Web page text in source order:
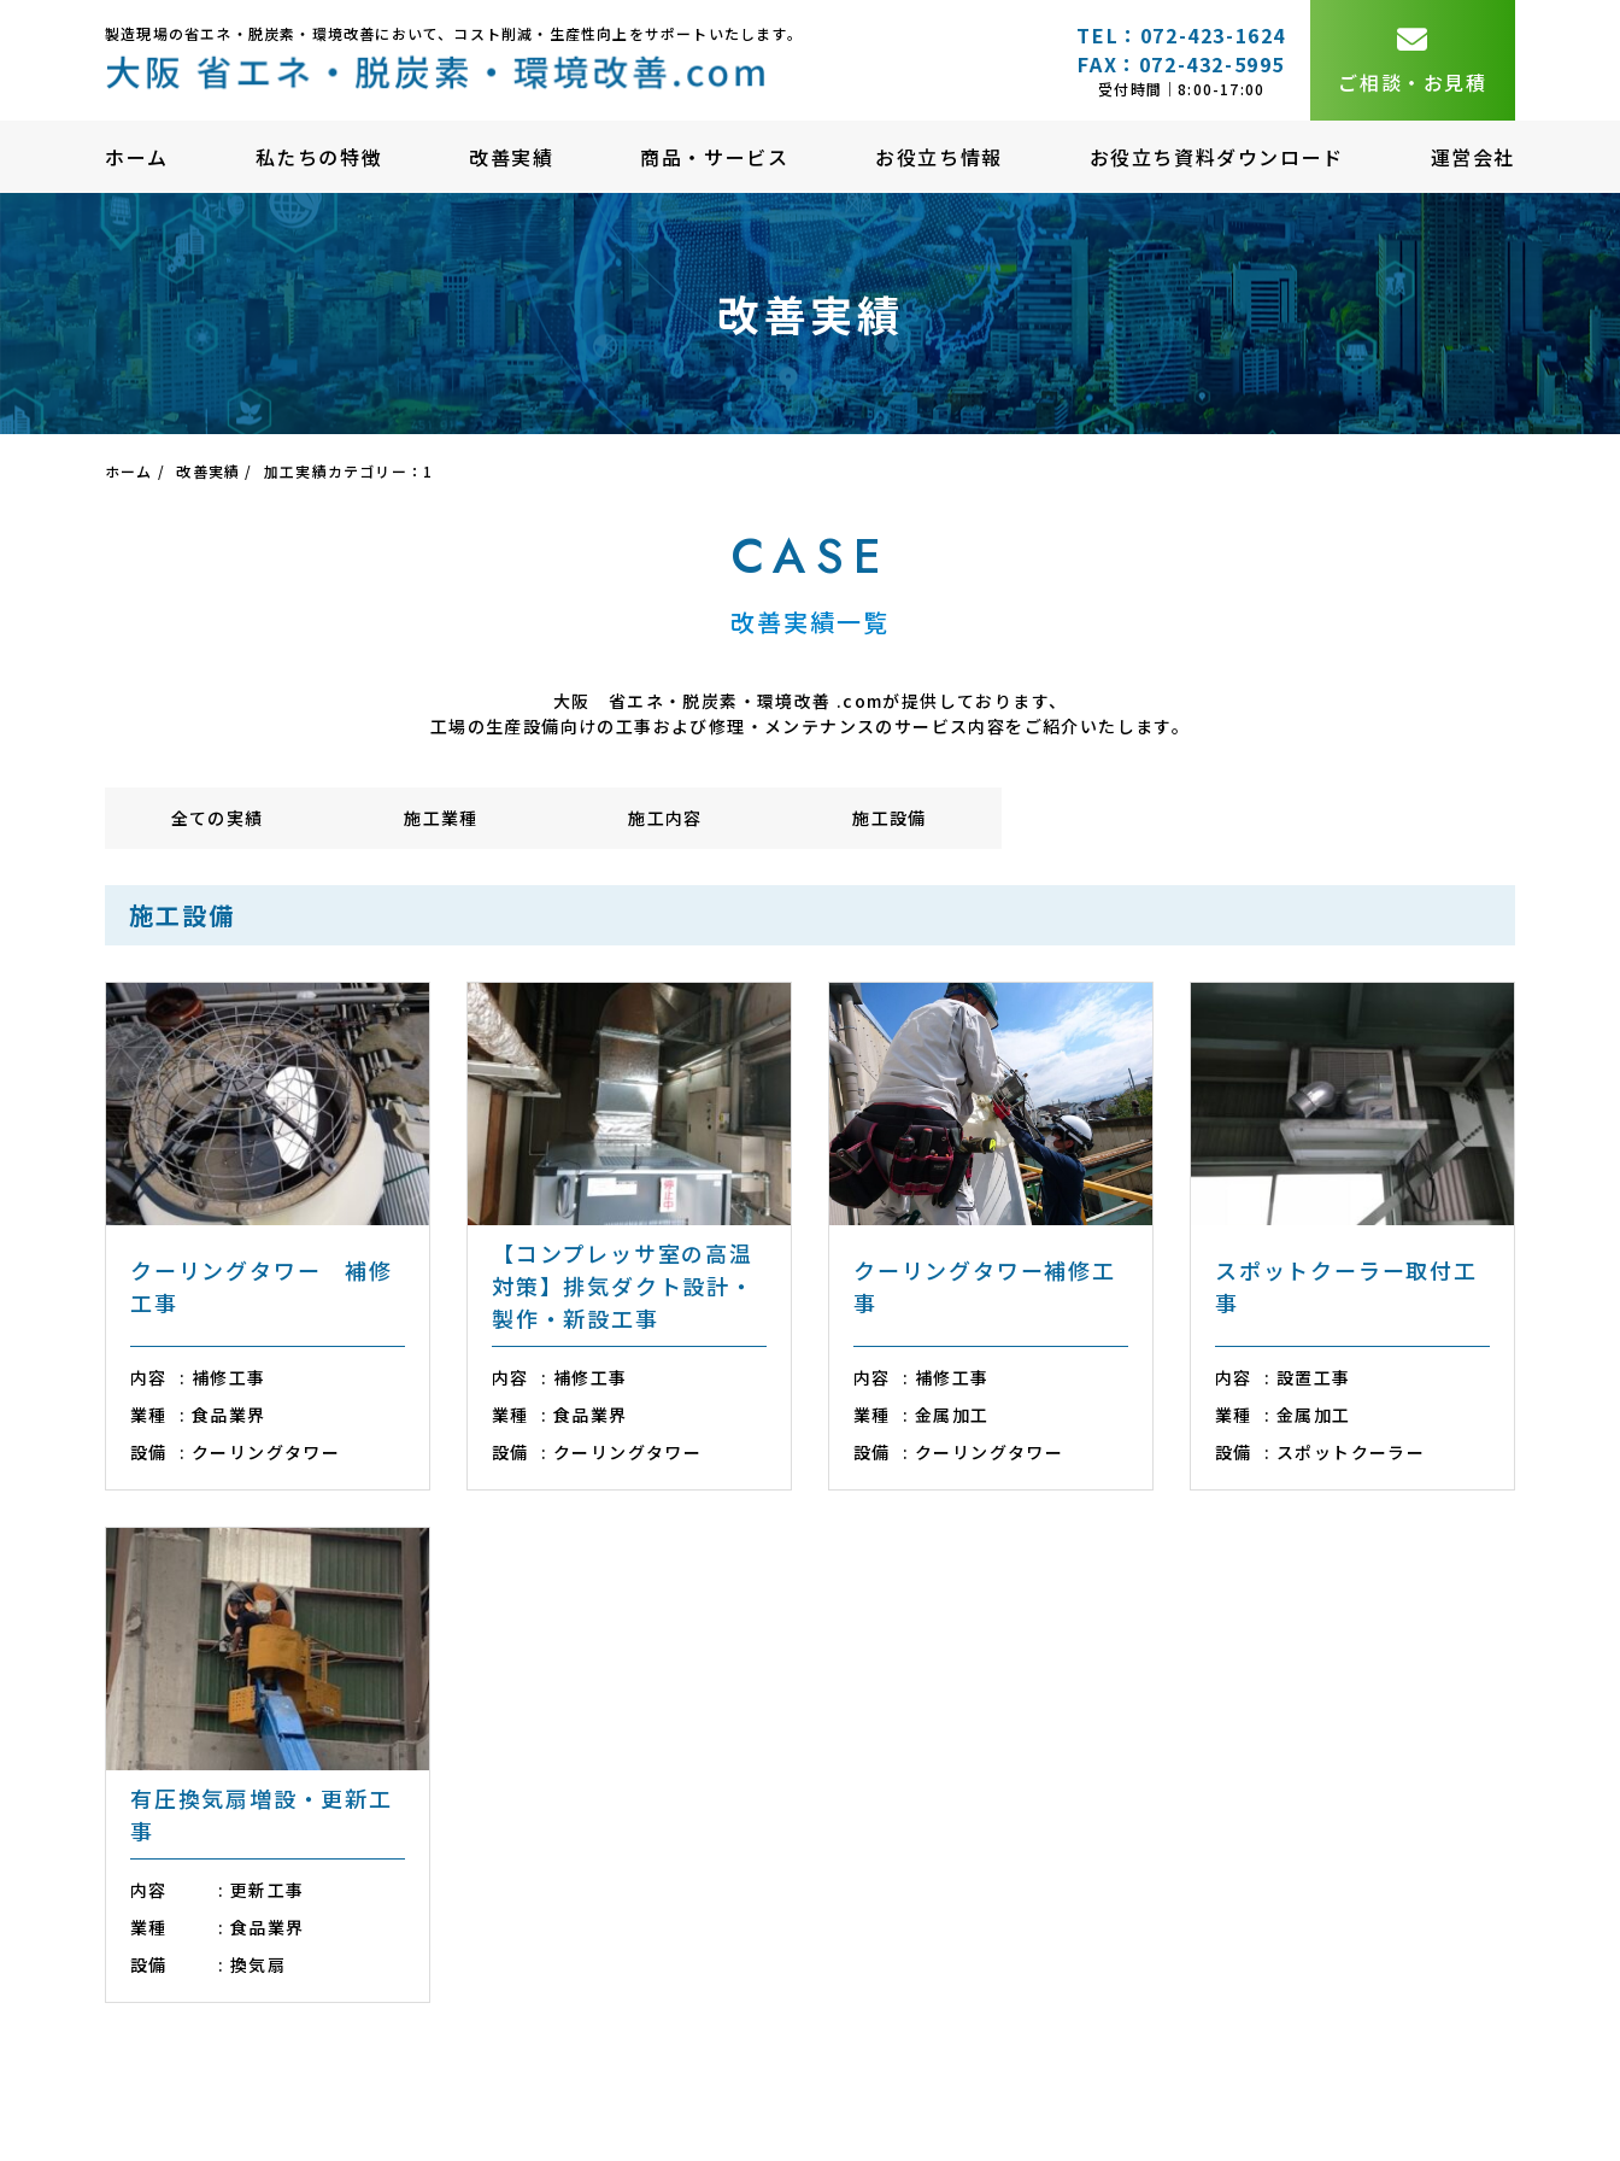
製造現場の省エネ・脱炭素・環境改善において、コスト削減・生産性向上をサポートいたします。
TEL：072-423-1624
FAX：072-432-5995
受付時間｜8:00-17:00 ご相談・お見積
ホーム 私たちの特徴 改善実績 商品・サービス お役立ち情報 お役立ち資料ダウンロード 運営会社
改善実績
ホーム 改善実績 加工実績カテゴリー：1
CASE
改善実績一覧
大阪 省エネ・脱炭素・環境改善 .comが提供しております、
工場の生産設備向けの工事および修理・メンテナンスのサービス内容をご紹介いたします。
全ての実績 施工業種 施工内容 施工設備
施工設備
クーリングタワー 補修
工事
内容
補修工事
業種
食品業界
設備
クーリングタワー
【コンプレッサ室の高温
対策】排気ダクト設計・
製作・新設工事
内容
補修工事
業種
食品業界
設備
クーリングタワー
クーリングタワー補修工
事
内容
補修工事
業種
金属加工
設備
クーリングタワー
スポットクーラー取付工
事
内容
設置工事
業種
金属加工
設備
スポットクーラー
有圧換気扇増設・更新工
事
内容
更新工事
業種
食品業界
設備
換気扇